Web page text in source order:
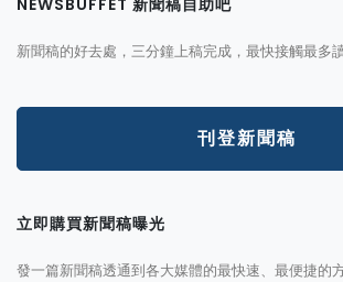
新聞稿的好去處，三分鐘上稿完成，最快接觸最多
刊登新聞稿
立即購買新聞稿曝光
發一篇新聞稿透通到各大媒體的最快速、最便捷的